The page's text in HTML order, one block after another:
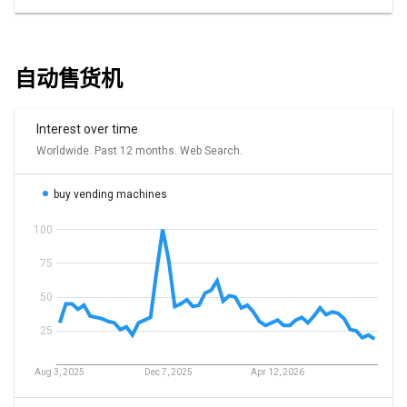
自动售货机